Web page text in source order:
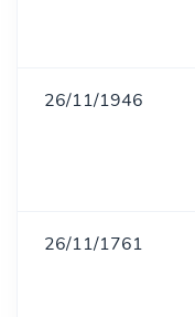
26/11/1946
26/11/1761